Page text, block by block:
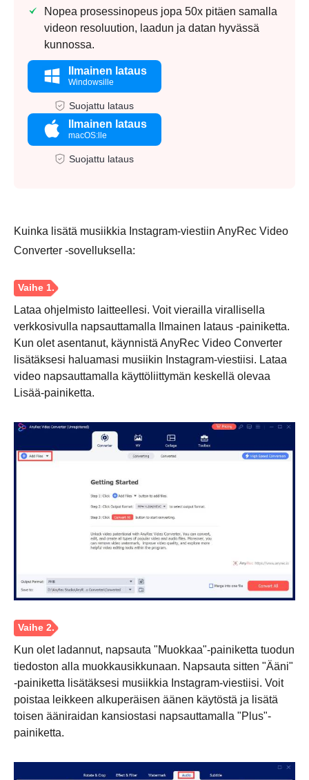
Nopea prosessinopeus jopa 50x pitäen samalla
videon resoluution, laadun ja datan hyvässä
kunnossa.
Ilmainen lataus
Windowsille
Suojattu lataus
Ilmainen lataus
macOS:lle
Suojattu lataus
Kuinka lisätä musiikkia Instagram-viestiin AnyRec Video
Converter -sovelluksella:
Vaihe 1.
Lataa ohjelmisto laitteellesi. Voit vierailla virallisella
verkkosivulla napsauttamalla Ilmainen lataus -painiketta.
Kun olet asentanut, käynnistä AnyRec Video Converter
lisätäksesi haluamasi musiikin Instagram-viestiisi. Lataa
video napsauttamalla käyttöliittymän keskellä olevaa
Lisää-painiketta.
Kun olet ladannut, napsauta "Muokkaa"-painiketta tuodun
tiedoston alla muokkausikkunaan. Napsauta sitten "Ääni"
-painiketta lisätäksesi musiikkia Instagram-viestiisi. Voit
poistaa leikkeen alkuperäisen äänen käytöstä ja lisätä
toisen ääniraidan kansiostasi napsauttamalla "Plus"-
painiketta.